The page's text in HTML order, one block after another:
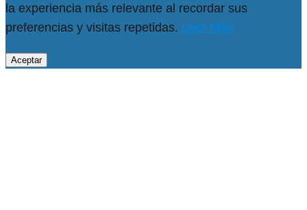
la experiencia más relevante al recordar sus
preferencias y visitas repetidas. Leer Más
Aceptar